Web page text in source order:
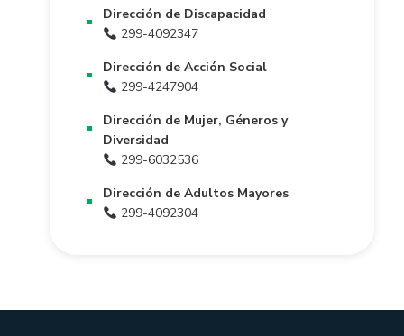
Dirección de Discapacidad
299-4092347
Dirección de Acción Social
299-4247904
Dirección de Mujer, Géneros y
Diversidad
299-6032536
Dirección de Adultos Mayores
299-4092304